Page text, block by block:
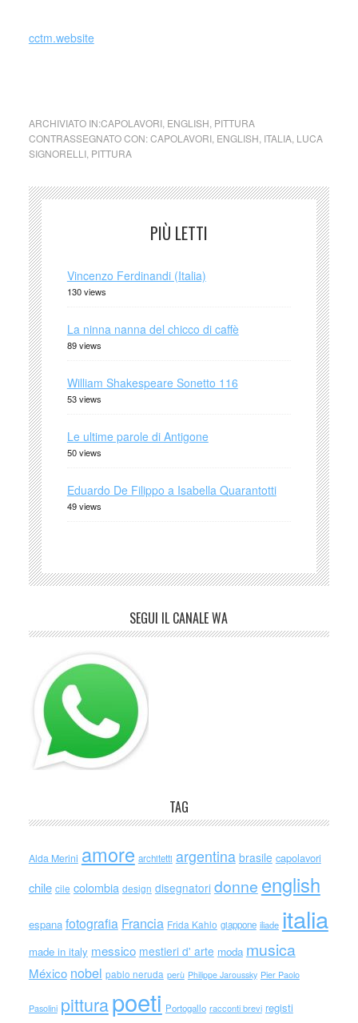
cctm.website
ARCHIVIATO IN:CAPOLAVORI, ENGLISH PITTURA
CONTRASSEGNATO CON:CAPOLAVORI, ENGLISH ITALIA, LUCA
SIGNORELLI, PITTURA
PIÙ LETTI
Vincenzo Ferdinandi (Italia)
130 views
La ninna nanna del chicco di caffè
89 views
William Shakespeare Sonetto 116
53 views
Le ultime parole di Antigone
50 views
Eduardo De Filippo a Isabella Quarantotti
49 views
SEGUI IL CANALE WA
TAG
Alda Merini amore architetti argentina brasile capolavori
chile cile colombia design disegnatori donne english
espana fotografia Francia Frida Kahlo giappone iliade italia
made in italy messico mestieri d' arte moda musica
México nobel pablo neruda perù Philippe Jaroussky Pier Paolo
Pasolini pitturapoeti Portogallo racconti brevi registi